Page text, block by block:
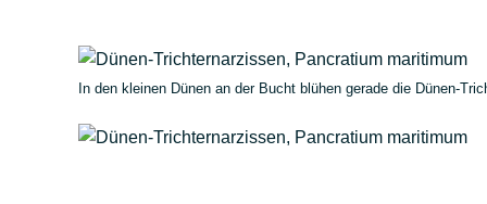
In den kleinen Dünen an der Bucht blühen gerade die Dünen-